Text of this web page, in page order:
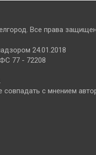
Все права
24.01.2018
77 - 72208
с мнением